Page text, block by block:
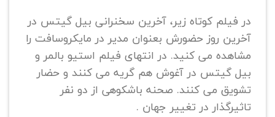
در فیلم کوتاه زیر، آخرین سخنرانی بیل گیتس در
آخرین روز حضورش بعنوان مدیر در مایکروسافت را
مشاهده می کنید. در انتهای فیلم استیو بالمر و
بیل گیتس در آغوش هم گریه می کنند و حضار
تشویق می کنند. صحنه باشکوهی از دو نفر
تاثیرگذار در تغییر جهان .